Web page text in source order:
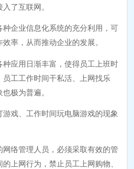
了互联网。
企业信息化系统的充分利用，可
率，从而推动企业的发展。
应用日渐丰富，使得员工上班时
工工作时间干私活、上网找乐
极为普遍。
戏、工作时间玩电脑游戏的现象
络管理人员，必须采取有效的管
上网行为，禁止员工上网购物、